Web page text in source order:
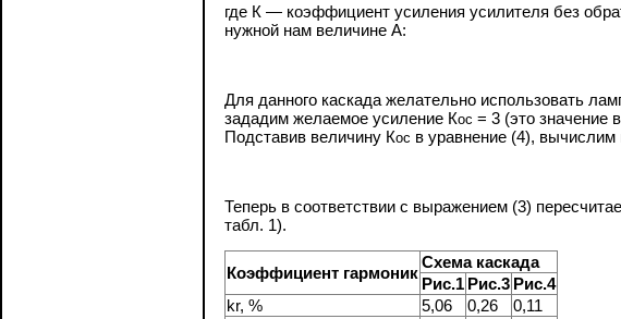
где К — коэффициент усиления усилителя без
нужной нам величине А:
Для данного каскада желательно использовать
зададим желаемое усиление Кос = 3 (это значение
Подставив величину Кос в уравнение (4), вычислим
Теперь в соответствии с выражением (3)
табл. 1).
Коэффициент гармоник
Схема каскада
Рис.1 Рис.3 Рис.4
kr, %
5,06 0,26
0,11